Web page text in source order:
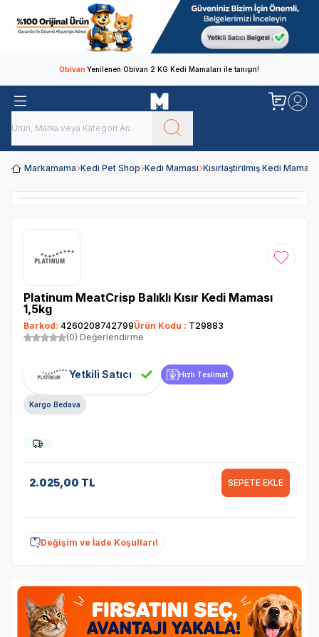
ObivanYenilenen Obivan 2 KG Kedi Mamaları ile tanışın!
Markamama Kedi Pet Shop Kedi Maması Kısırlaştırılmış Kedi Maması
Favoriye
Platinum MeatCrisp Balıklı Kısır Kedi Maması
1,5kg
Barkod: 4260208742799Ürün Kodu : T29883
(0) Değerlendirme
Yetkili Satıcı Hızlı Teslimat
Kargo Bedava
2.025,00 TL SEPETE EKLE
Değişim ve İade Koşulları!